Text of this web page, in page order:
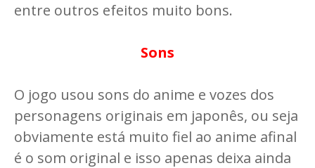
entre outros efeitos muito bons.
Sons
O jogo usou sons do anime e vozes dos
personagens originais em japonês, ou seja
obviamente está muito fiel ao anime afinal
é o som original e isso apenas deixa ainda